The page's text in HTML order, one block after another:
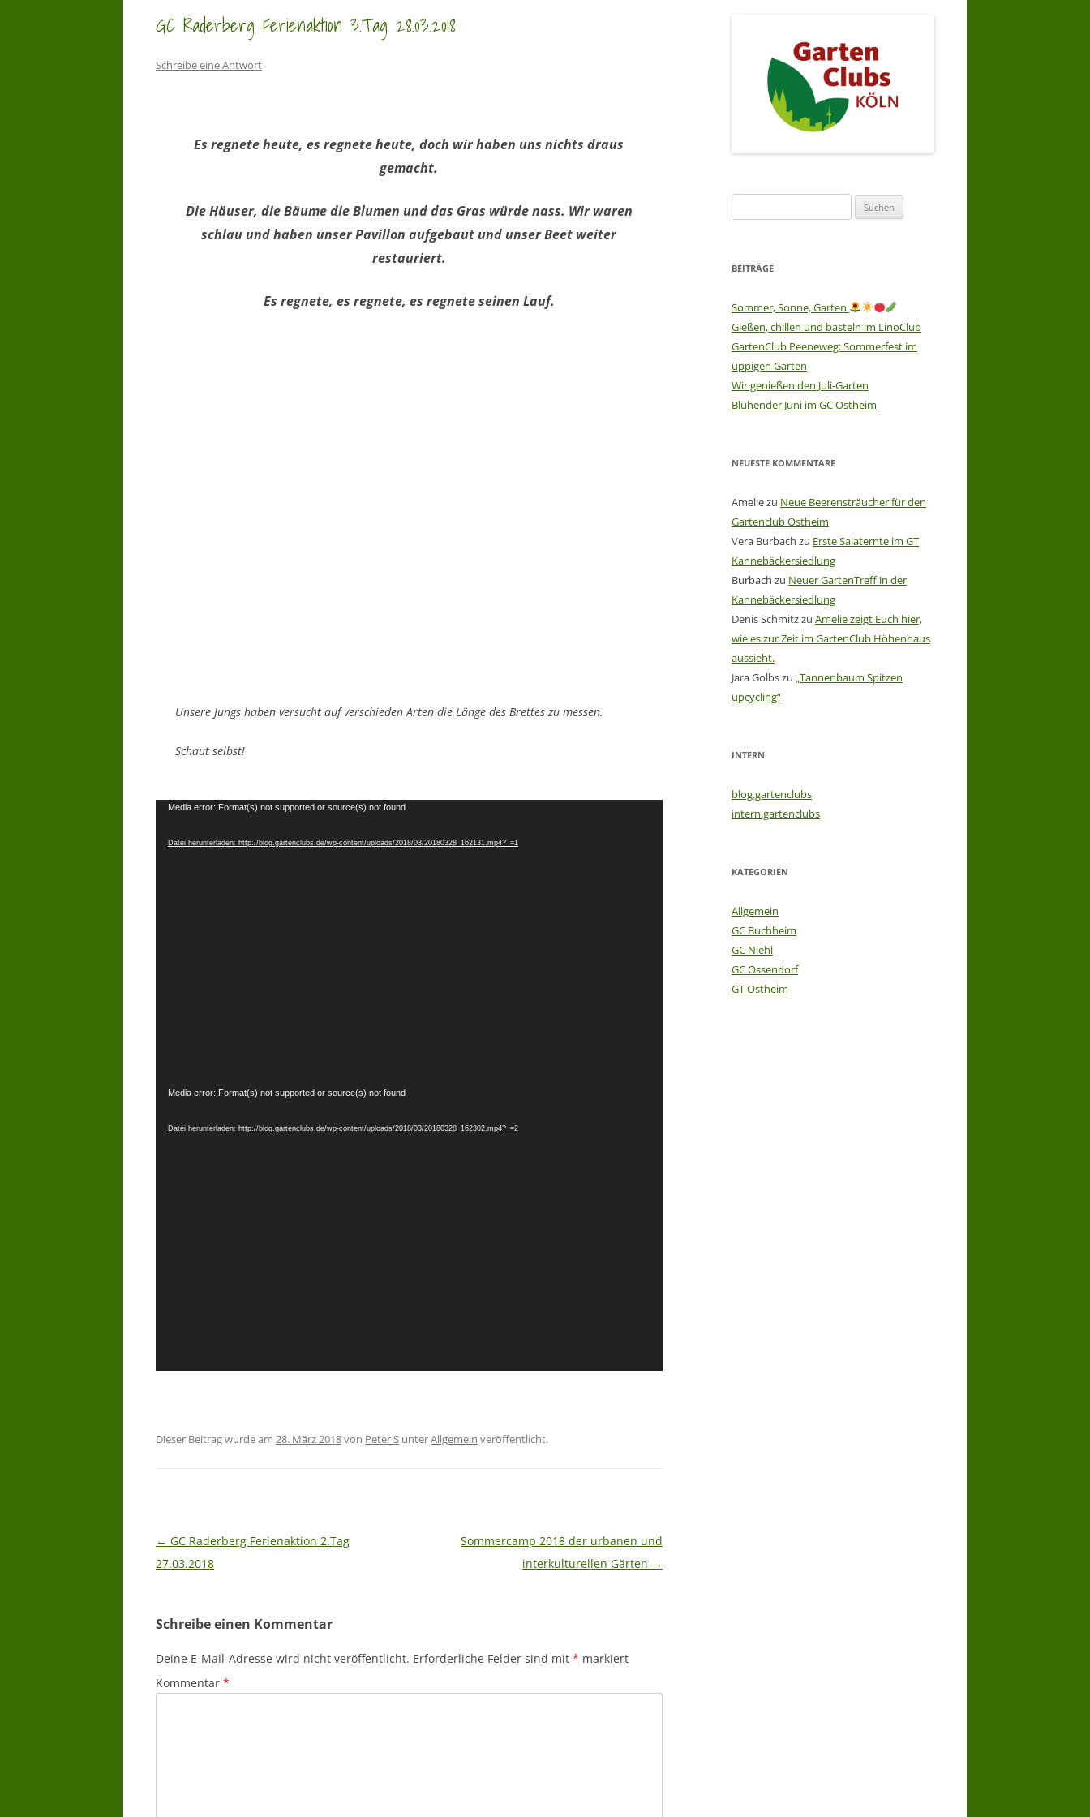
GC Raderberg Ferienaktion 3.Tag 28.03.2018
Schreibe eine Antwort
Es regnete heute, es regnete heute, doch wir haben uns nichts draus
gemacht.
Die Häuser, die Bäume die Blumen und das Gras würde nass. Wir waren
schlau und haben unser Pavillon aufgebaut und unser Beet weiter
restauriert.
Es regnete, es regnete, es regnete seinen Lauf.
Unsere Jungs haben versucht auf verschieden Arten die Länge des Brettes zu messen.
Schaut selbst!
Video-
Media error: Format(s) not supported or source(s) not found
Datei herunterladen: http://blog.gartenclubs.de/wp-content/uploads/2018/03/20180328_162131.mp4?_=1
Video-
Media error: Format(s) not supported or source(s) not found
Datei herunterladen: http://blog.gartenclubs.de/wp-content/uploads/2018/03/20180328_162302.mp4?_=2
Dieser Beitrag wurde am 28. März 2018von Peter S unterAllgemein veröffentlicht.
Beitragsnavigation
← GC Raderberg Ferienaktion 2.Tag
27.03.2018
Sommercamp 2018 der urbanen und
interkulturellen Gärten →
Schreibe einen Kommentar
Deine E-Mail-Adresse wird nicht veröffentlicht. Erforderliche Felder sind mit * markiert
Kommentar *
nach:
BEITRÄGE
Sommer, Sonne, Garten
Gießen, chillen und basteln im LinoClub
GartenClub Peeneweg: Sommerfest im
üppigen Garten
Wir genießen den Juli-Garten
Blühender Juni im GC Ostheim
NEUESTE KOMMENTARE
Ameliezu Neue Beerensträucher für den
Gartenclub Ostheim
Vera Burbach zu Erste Salaternte im GT
Kannebäckersiedlung
Burbach zu Neuer GartenTreff in der
Kannebäckersiedlung
Denis Schmitzzu Amelie zeigt Euch hier,
wie es zur Zeit im GartenClub Höhenhaus
aussieht.
Jara Golbszu „Tannenbaum Spitzen
upcycling“
INTERN
blog.gartenclubs
intern.gartenclubs
KATEGORIEN
Allgemein
GC Buchheim
GC Niehl
GC Ossendorf
GT Ostheim